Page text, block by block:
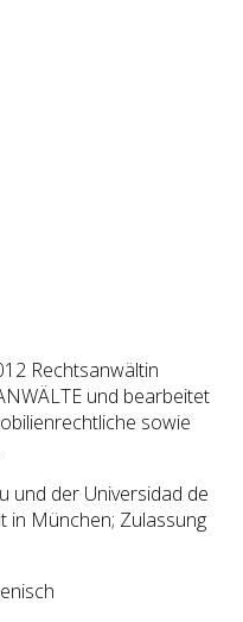
Rechtsanwältin
und bearbeitet
sowie
und der Universidad de
in München; Zulassung